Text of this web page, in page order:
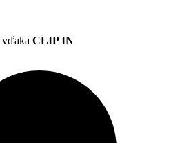
vďaka CLIP IN